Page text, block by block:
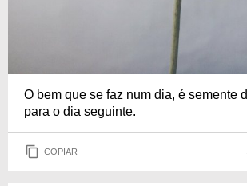
O bem que se faz num dia, é semente
para o dia seguinte.
COPIAR